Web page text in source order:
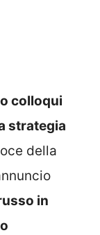
colloqui
strategia
della
in